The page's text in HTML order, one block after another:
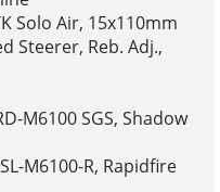
Solo Air, 15x110mm
Steerer, Reb. Adj.,
M6100 SGS, Shadow
M6100-R, Rapidfire